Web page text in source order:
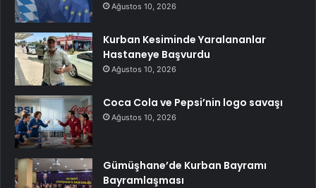
Ağustos 10, 2026
Kurban Kesiminde Yaralananlar
Hastaneye Başvurdu
Ağustos 10, 2026
Coca Cola ve Pepsi’nin logo savaşı
Ağustos 10, 2026
Gümüşhane’de Kurban Bayramı
Bayramlaşması